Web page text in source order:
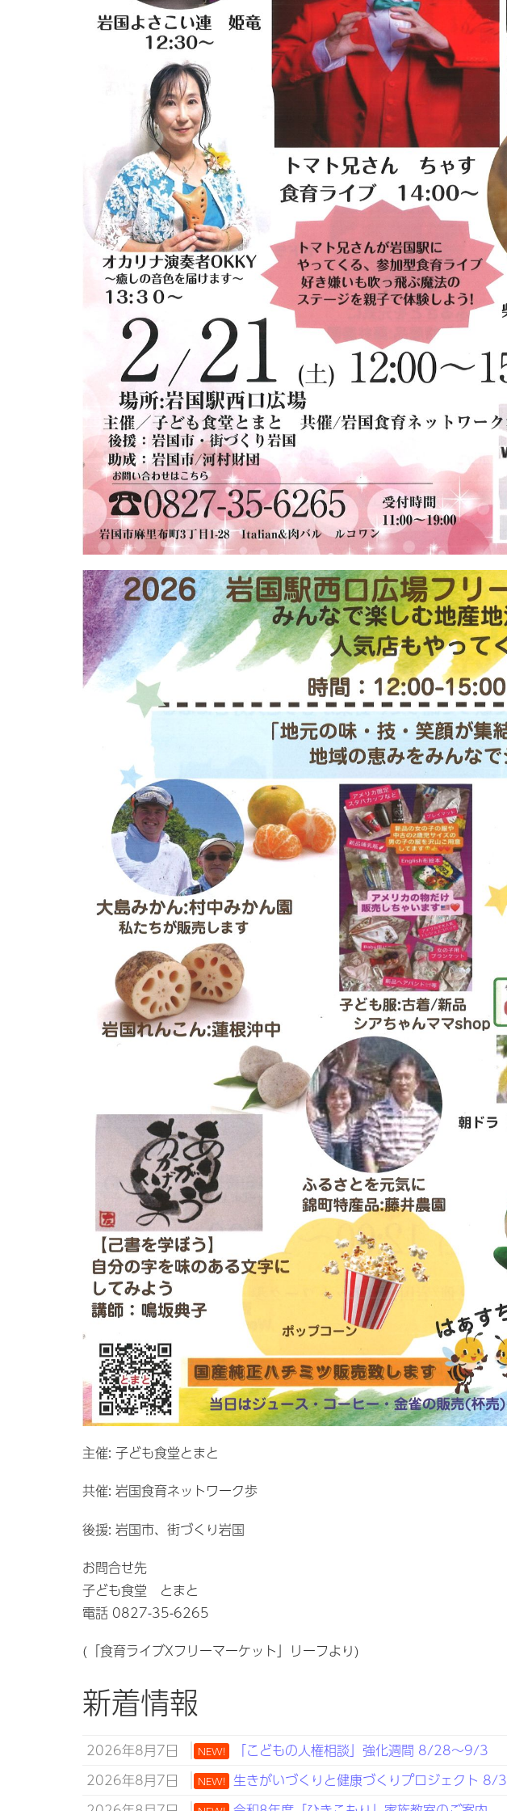
主催: 子ども食堂とまと
共催: 岩国食育ネットワーク歩
後援: 岩国市、街づくり岩国
お問合せ先
子ども食堂 とまと
電話 0827-35-6265
(「食育ライブXフリーマーケット」リーフより)
新着情報
2026年8月7日 NEW!
「こどもの人権相談」強化週間 8/28～9/3
2026年8月7日
NEW! 生きがいづくりと健康づくりプロジェクト 8/